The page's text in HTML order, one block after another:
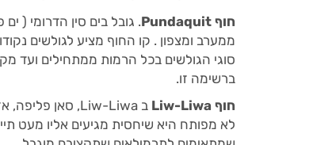
חוף Pundaquit
. גובל בים סין הדרומי (
ממערב ומצפון . קו החוף מציע לגולשים
סוגי הגולשים בכל הרמות ממתחילים ועד
ברשימה זו.
חוף Liw-Liwa
לא מפותח היא שיחסית מגיעים אליו מעט